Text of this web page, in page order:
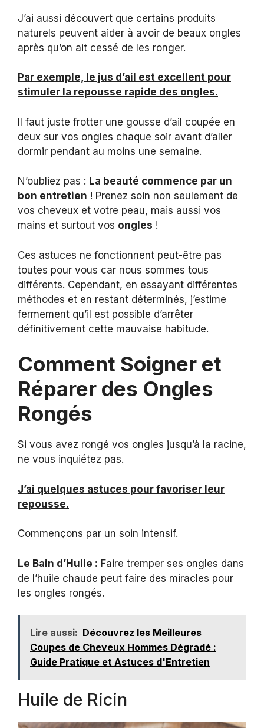
J’ai aussi découvert que certains produits
naturels peuvent aider à avoir de beaux ongles
après qu’on ait cessé de les ronger.
Par exemple, le jus d’ail est excellent pour
stimuler la repousse rapide des ongles.
Il faut juste frotter une gousse d’ail coupée en
deux sur vos ongles chaque soir avant d’aller
dormir pendant au moins une semaine.
N’oubliez pas : La beauté commence par un
bon entretien ! Prenez soin non seulement de
vos cheveux et votre peau, mais aussi vos
mains et surtout vos ongles !
Ces astuces ne fonctionnent peut-être pas
toutes pour vous car nous sommes tous
différents. Cependant, en essayant différentes
méthodes et en restant déterminés, j’estime
fermement qu’il est possible d’arrêter
définitivement cette mauvaise habitude.
Comment Soigner et
Réparer des Ongles
Rongés
Si vous avez rongé vos ongles jusqu’à la racine,
ne vous inquiétez pas.
J’ai quelques astuces pour favoriser leur
repousse.
Commençons par un soin intensif.
Le Bain d’Huile : Faire tremper ses ongles dans
de l’huile chaude peut faire des miracles pour
les ongles rongés.
Lire aussi: Découvrez les Meilleures
Coupes de Cheveux Hommes Dégradé :
Guide Pratique et Astuces d'Entretien
Huile de Ricin